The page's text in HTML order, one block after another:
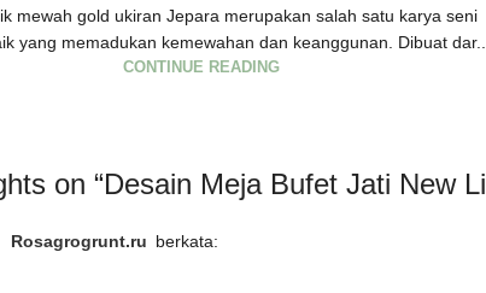
mewah gold ukiran Jepara merupakan salah satu karya seni
yang memadukan kemewahan dan keanggunan. Dibuat dar...
CONTINUE READING
on “Desain Meja Bufet Jati New
rosagrogrunt.ru berkata: